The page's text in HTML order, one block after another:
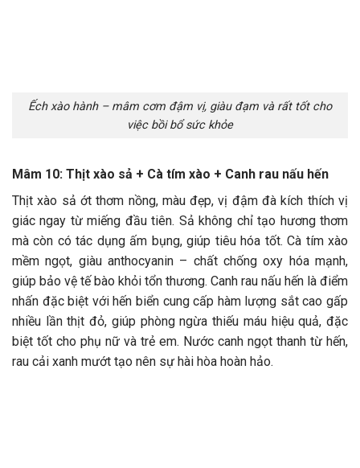
Ếch xào hành – mâm cơm đậm vị, giàu đạm và rất tốt cho
việc bồi bổ sức khỏe
Mâm 10: Thịt xào sả + Cà tím xào + Canh rau nấu hến
Thịt xào sả ớt thơm nồng, màu đẹp, vị đậm đà kích thích vị
giác ngay từ miếng đầu tiên. Sả không chỉ tạo hương thơm
mà còn có tác dụng ấm bụng, giúp tiêu hóa tốt. Cà tím xào
mềm ngọt, giàu anthocyanin – chất chống oxy hóa mạnh,
giúp bảo vệ tế bào khỏi tổn thương. Canh rau nấu hến là điểm
nhấn đặc biệt với hến biển cung cấp hàm lượng sắt cao gấp
nhiều lần thịt đỏ, giúp phòng ngừa thiếu máu hiệu quả, đặc
biệt tốt cho phụ nữ và trẻ em. Nước canh ngọt thanh từ hến,
rau cải xanh mướt tạo nên sự hài hòa hoàn hảo.